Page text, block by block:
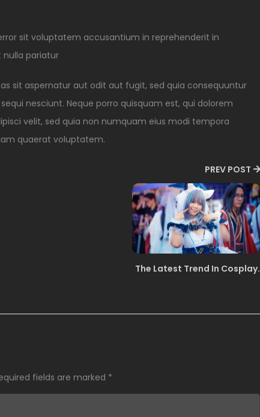
sit voluptatem accusantium in reprehenderit in
pariatur
sit aspernatur aut odit aut fugit, sed quia consequuntur
nesciunt. Neque porro quisquam est, qui dolorem
velit, sed quia non numquam eius modi tempora
quaerat voluptatem.
PREV POST
The Latest Trend In Cosplay.
fields are marked *